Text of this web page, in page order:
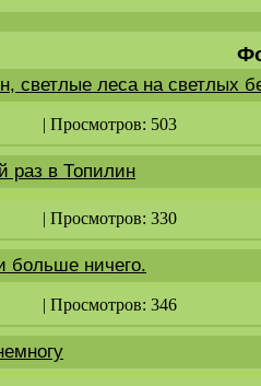
светлые леса на светлых
| Просмотров: 503
раз в Топилин
| Просмотров: 330
больше ничего.
| Просмотров: 346